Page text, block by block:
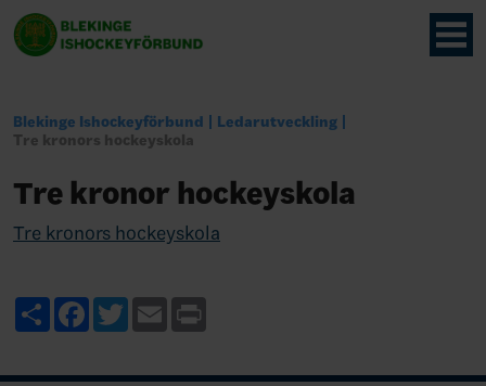
Blekinge Ishockeyförbund
Ledarutveckling
Tre kronors hockeyskola
Tre kronor hockeyskola
Tre kronors hockeyskola
ShareFacebook
TwitterEmail